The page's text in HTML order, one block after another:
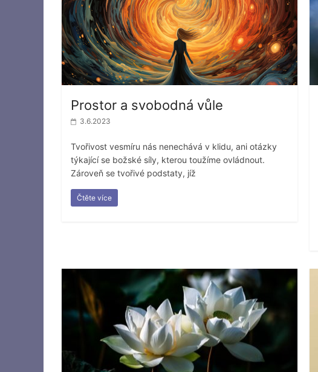
Prostor a svobodná vůle
3.6.2023
Tvořivost vesmíru nás nenechává v klidu, ani otázky
týkající se božské síly, kterou toužíme ovládnout.
Zároveň se tvořivé podstaty, jíž
Čtěte více